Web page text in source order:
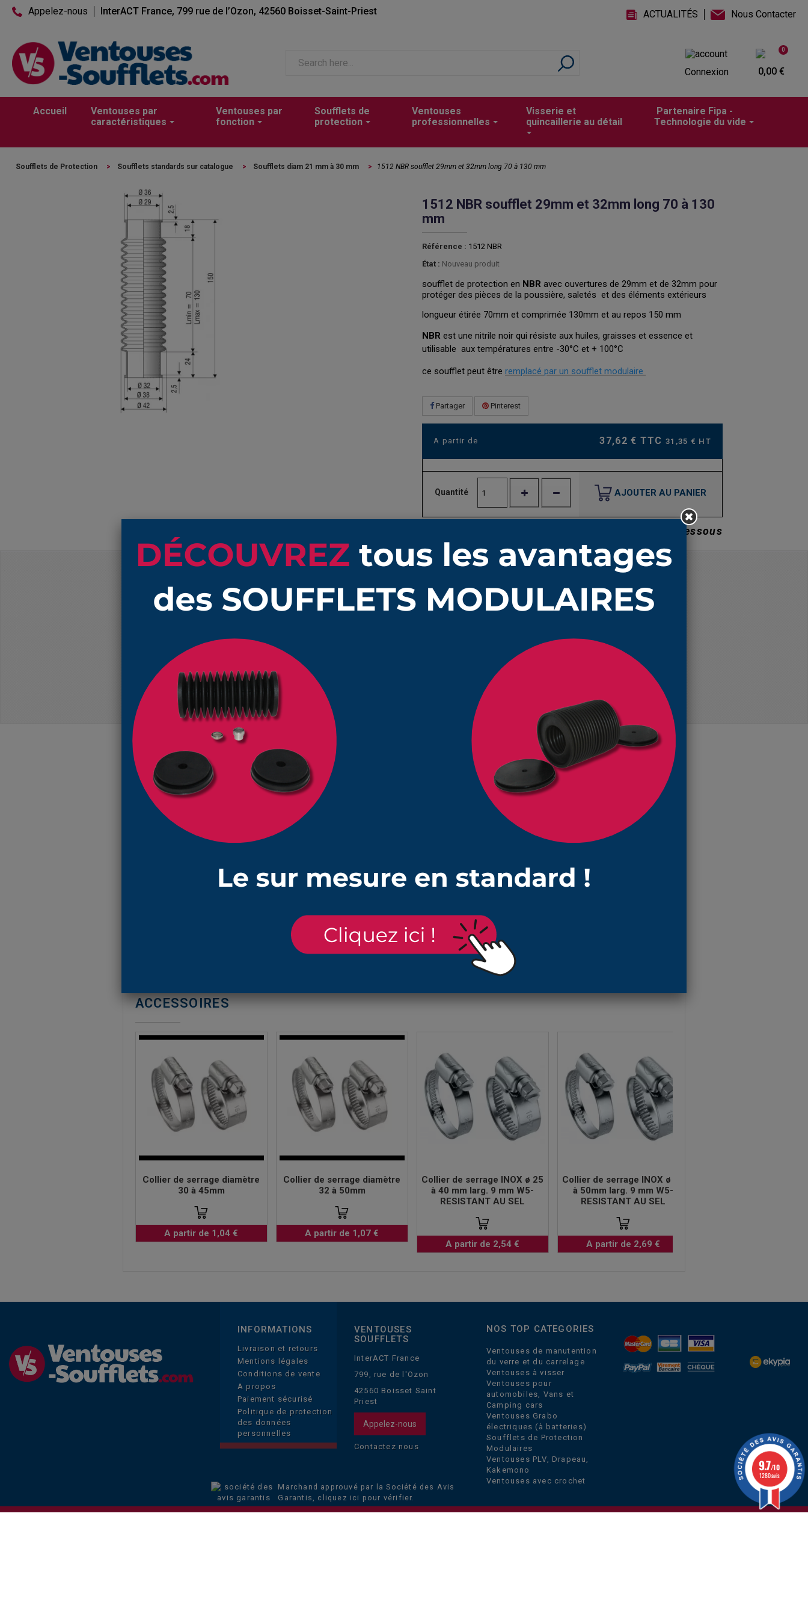
Appelez-nous InterACT France, 799 rue de l’Ozon, 42560 Boisset-Saint-Priest ACTUALITÉS Nous Contacter
Connexion
0
0,00 €
Accueil
Ventouses par
caractéristiques
Ventouses par
fonction
Soufflets de
protection
Ventouses
professionnelles
Visserie et
quincaillerie au détail
Partenaire Fipa -
Technologie du vide
Soufflets de Protection > Soufflets standards sur catalogue > Soufflets diam 21 mm à 30 mm > 1512 NBR soufflet 29mm et 32mm long 70 à 130 mm
1512 NBR soufflet 29mm et 32mm long 70 à 130
mm
Référence : 1512 NBR
État : Nouveau produit
soufflet de protection en NBR avec ouvertures de 29mm et de 32mm pour
protéger des pièces de la poussière, saletés et des éléments extérieurs
longueur étirée 70mm et comprimée 130mm et au repos 150 mm
NBR est une nitrile noir qui résiste aux huiles, graisses et essence et
utilisable aux températures entre -30°C et + 100°C
ce soufflet peut être remplacé par un soufflet modulaire
Partager Pinterest
A partir de 37,62 € TTC 31,35 € HT
Quantité AJOUTER AU PANIER
Prix dégressifs voir ci-dessous
PRIX DÉGRESSIFS
Produits Quantité Prix unitaire HT Prix unitaire TTC
1512 NBR soufflet 29mm et 32mm long 70 à 130 mm 47,77 €
1512 NBR soufflet 29mm et 32mm long 70 à 130 mm
1512 NBR soufflet 29mm et 32mm long 70 à 130 mm 31,35 €
N'oubliez pas de commander les colliers de serrage correspondant à ce soufflet !
EN SAVOIR PLUS
soufflet de protection en
avec ouvertures de 29mm et de 32mm pour protéger des pièces de la poussière et des éléments
longueur étirée 70 mm et comprimée 130 mm et hors tout au repos 150 mm
vous trouverez les colliers de serrage adaptés à la fixation de ce soufflet en suivant ce lien
ACCESSOIRES
Collier de serrage diamètre
30 à 45mm
A partir de 1,04 €
Collier de serrage diamètre
32 à 50mm
A partir de 1,07 €
Collier de serrage INOX ø 25
à 40 mm larg. 9 mm W5-
RESISTANT AU SEL
A partir de 2,54 €
Collier de serrage INOX ø 32
à 50mm larg. 9 mm W5-
RESISTANT AU SEL
A partir de 2,69 €
INFORMATIONS
Livraison et retours
Mentions légales
Conditions de vente
A propos
Paiement sécurisé
Politique de protection
des données
personnelles
VENTOUSES
SOUFFLETS
InterACT France
799, rue de l'Ozon
42560 Boisset Saint
Priest
Appelez-nous
Contactez nous
Marchand approuvé par la Société des Avis
Garantis, cliquez ici pour vérifier.
NOS TOP CATEGORIES
Ventouses de manutention
du verre et du carrelage
Ventouses à visser
Ventouses pour
automobiles, Vans et
Camping cars
Ventouses Grabo
électriques (à batteries)
Soufflets de Protection
Modulaires
Ventouses PLV, Drapeau,
Kakemono
Ventouses avec crochet
9.7/10
1280 avis